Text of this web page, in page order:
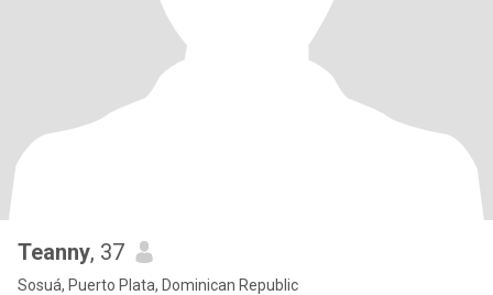
Teanny, 37
Sosuá, Puerto Plata, Dominican Republic